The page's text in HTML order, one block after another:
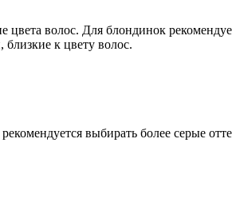
волос. Для блондинок
к цвету волос.
выбирать более серые